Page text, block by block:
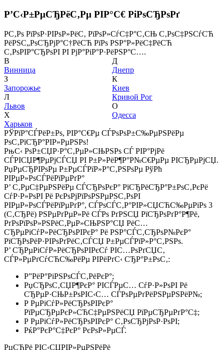
Р’С‹Р±РµСЂРёС‚Рµ РІР°С€ РіРѕСЂРѕРґ
Р­С‚Рѕ РїРѕР·РІРѕР»РёС‚ РїРѕР»СѓС‡Р°С‚СЊ С‚РѕС‡РЅСѓСЋ
РёРЅС„РѕСЂРјР°С†РёСЋ РїРѕ РЅР°Р»РёС‡РёСЋ
С‚РѕРІР°СЂРѕРІ РІ РјР°РіР°Р·РёРЅР°С….
В
Винница
З
Запорожье
Л
Львов
Х
Харьков
Д
Днепр
К
Киев
Кривой Рог
О
Одесса
РЎРїР°СЃРёР±Рѕ, РІР°С€Рµ СЃРѕРѕР±С‰РµРЅРёРµ
РѕС‚РїСЂР°РІР»РµРЅРѕ!
РњС‹ РѕР±СЏР·Р°С‚РµР»СЊРЅРѕ СЃ РІР°РјРё
СЃРІСЏР¶РµРјСЃСЏ РІ Р±Р»РёР¶Р°Р№С€РµРµ РІСЂРµРјСЏ.
РџРµСЂРІРѕРµ Р±РµСЃРїР»Р°С‚РЅРѕРµ РўРћ
РІРµР»РѕСЃРёРїРµРґР°
Р’ С‚РµС‡РµРЅРёРµ СЃСЂРѕРєР° РїСЂРёСЂР°Р±РѕС‚РєРё
СѓР·Р»РѕРІ Рё РєРѕРјРїРѕРЅРµРЅС‚РѕРІ
РІРµР»РѕСЃРёРїРµРґР°, СЃРѕСЃС‚Р°РІР»СЏСЋС‰РµРіРѕ 3
(С‚СЂРё) РЅРµРґРµР»Рё СЃРѕ РґРЅСЏ РїСЂРѕРґР°Р¶Рё,
РґРѕРїРѕР»РЅРёС‚РµР»СЊРЅР°СЏ РёС…
СЂРµРіСѓР»РёСЂРѕРІРєР° Рё РЅР°СЃС‚СЂРѕР№РєР°
РїСЂРѕРёР·РІРѕРґРёС‚СЃСЏ Р±РµСЃРїР»Р°С‚РЅРѕ.
Р’ СЂРµРіСѓР»РёСЂРѕРІРєСѓ РІС…РѕРґСЏС‚
СЃР»РµРґСѓСЋС‰РёРµ РІРёРґС‹ СЂР°Р±РѕС‚:
Р”РёР°РіРЅРѕСЃС‚РёРєР°;
РџСЂРѕС‚СЏР¶РєР° РІСЃРµС… СѓР·Р»РѕРІ Рё
СЂРµР·СЊР±РѕРІС‹С… СЃРѕРµРґРёРЅРµРЅРёР№;
Р РµРіСѓР»РёСЂРѕРІРєР°
РїРµСЂРµРєР»СЋС‡РµРЅРёСЏ РїРµСЂРµРґР°С‡;
Р РµРіСѓР»РёСЂРѕРІРєР° С‚РѕСЂРјРѕР·РѕРІ;
РќР°РєР°С‡РєР° РєРѕР»РµСЃ.
РџСЂРё РІС‹СЏРІР»РµРЅРёРё